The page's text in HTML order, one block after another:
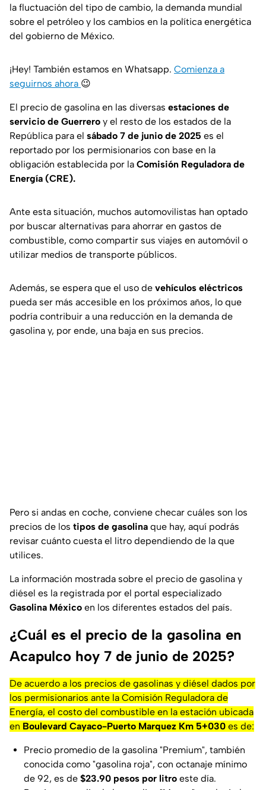
la fluctuación del tipo de cambio, la demanda mundial
sobre el petróleo y los cambios en la política energética
del gobierno de México.
¡Hey! También estamos en Whatsapp. Comienza a
seguirnos ahora 😉
El precio de gasolina en las diversas estaciones de
servicio de Guerrero y el resto de los estados de la
República para el sábado 7 de junio de 2025 es el
reportado por los permisionarios con base en la
obligación establecida por la Comisión Reguladora de
Energía (CRE).
Ante esta situación, muchos automovilistas han optado
por buscar alternativas para ahorrar en gastos de
combustible, como compartir sus viajes en automóvil o
utilizar medios de transporte públicos.
Además, se espera que el uso de vehículos eléctricos
pueda ser más accesible en los próximos años, lo que
podría contribuir a una reducción en la demanda de
gasolina y, por ende, una baja en sus precios.
Pero si andas en coche, conviene checar cuáles son los
precios de los tipos de gasolina que hay, aquí podrás
revisar cuánto cuesta el litro dependiendo de la que
utilices.
La información mostrada sobre el precio de gasolina y
diésel es la registrada por el portal especializado
Gasolina México en los diferentes estados del país.
¿Cuál es el precio de la gasolina en
Acapulco hoy 7 de junio de 2025?
De acuerdo a los precios de gasolinas y diésel dados por
los permisionarios ante la Comisión Reguladora de
Energía, el costo del combustible en la estación ubicada
en Boulevard Cayaco-Puerto Marquez Km 5+030 es de:
Precio promedio de la gasolina "Premium", también
conocida como "gasolina roja", con octanaje mínimo
de 92, es de $23.90 pesos por litro este día.